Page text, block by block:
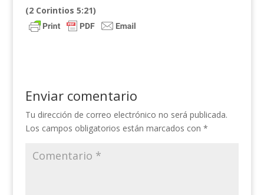
(2 Corintios 5:21)
Enviar comentario
Tu dirección de correo electrónico no será publicada.
Los campos obligatorios están marcados con *